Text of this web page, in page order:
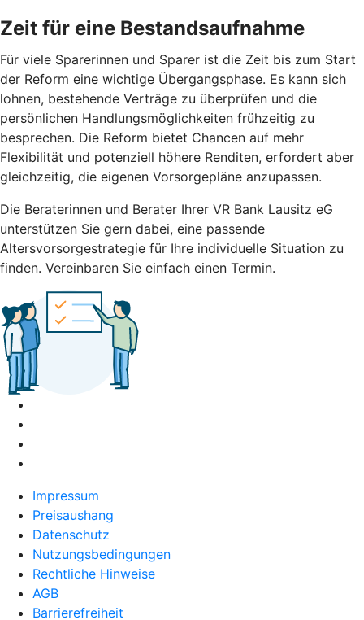
Zeit für eine Bestandsaufnahme
Für viele Sparerinnen und Sparer ist die Zeit bis zum Start
der Reform eine wichtige Übergangsphase. Es kann sich
lohnen, bestehende Verträge zu überprüfen und die
persönlichen Handlungsmöglichkeiten frühzeitig zu
besprechen. Die Reform bietet Chancen auf mehr
Flexibilität und potenziell höhere Renditen, erfordert aber
gleichzeitig, die eigenen Vorsorgepläne anzupassen.
Die Beraterinnen und Berater Ihrer VR Bank Lausitz eG
unterstützen Sie gern dabei, eine passende
Altersvorsorgestrategie für Ihre individuelle Situation zu
finden. Vereinbaren Sie einfach einen Termin.
Impressum
Preisaushang
Datenschutz
Nutzungsbedingungen
Rechtliche Hinweise
AGB
Barrierefreiheit